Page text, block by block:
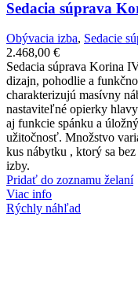
Sedacia súprava
Obývacia izba, Sedacie
2.468,00 €
Sedacia súprava Korina
dizajn, pohodlie a
charakterizujú masívny
nastaviteľné opierky
aj funkcie spánku a
užitočnosť. Množstvo
kus nábytku , ktorý sa
izby.
Pridať do zoznamu želaní
Viac info
Rýchly náhľad